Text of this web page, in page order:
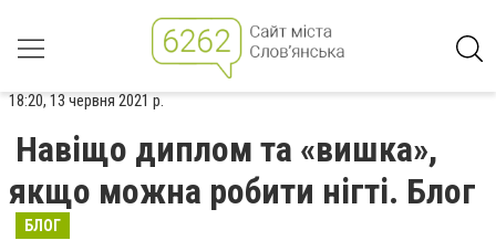
18:20, 13 червня 2021 р.
Навіщо диплом та «вишка»,
якщо можна робити нігті. Блог
БЛОГ